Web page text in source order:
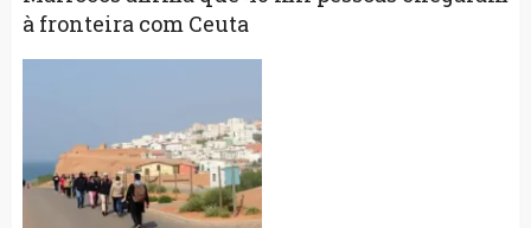
à fronteira com Ceuta